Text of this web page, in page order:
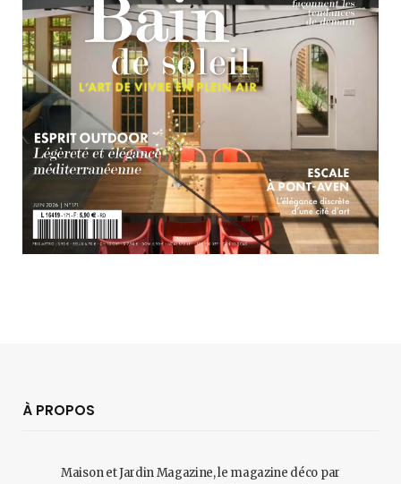
À PROPOS
Maison et Jardin Magazine, le magazine déco par